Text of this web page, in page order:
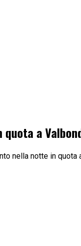
a
nella notte in